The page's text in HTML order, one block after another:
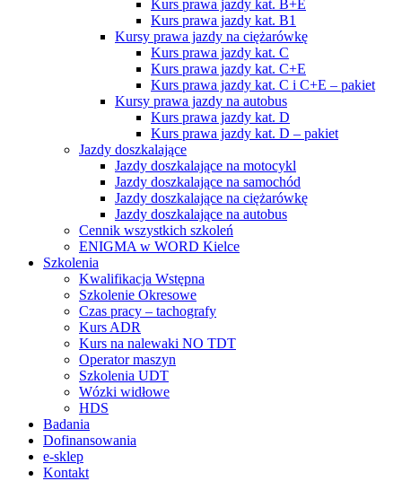
Kurs prawa jazdy kat. B+E
Kurs prawa jazdy kat. B1
Kursy prawa jazdy na ciężarówkę
Kurs prawa jazdy kat. C
Kurs prawa jazdy kat. C+E
Kurs prawa jazdy kat. C i C+E – pakiet
Kursy prawa jazdy na autobus
Kurs prawa jazdy kat. D
Kurs prawa jazdy kat. D – pakiet
Jazdy doszkalające
Jazdy doszkalające na motocykl
Jazdy doszkalające na samochód
Jazdy doszkalające na ciężarówkę
Jazdy doszkalające na autobus
Cennik wszystkich szkoleń
ENIGMA w WORD Kielce
Szkolenia
Kwalifikacja Wstępna
Szkolenie Okresowe
Czas pracy – tachografy
Kurs ADR
Kurs na nalewaki NO TDT
Operator maszyn
Szkolenia UDT
Wózki widłowe
HDS
Badania
Dofinansowania
e-sklep
Kontakt